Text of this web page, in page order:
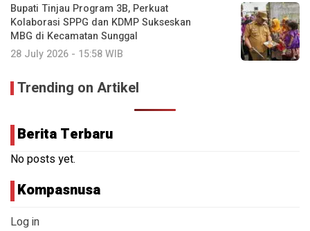
Bupati Tinjau Program 3B, Perkuat
Kolaborasi SPPG dan KDMP Sukseskan
MBG di Kecamatan Sunggal
28 July 2026 - 15:58 WIB
Trending on Artikel
Berita Terbaru
No posts yet.
Kompasnusa
Log in